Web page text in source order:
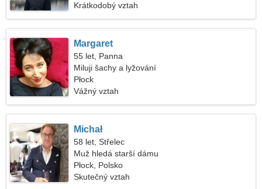
Krátkodobý vztah
Margaret
55 let, Panna
Miluji šachy a lyžování
Płock
Vážný vztah
Michał
58 let, Střelec
Muž hledá starší dámu
Płock, Polsko
Skutečný vztah